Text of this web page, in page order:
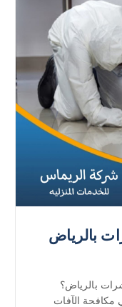
بالرياض
بالرياض؟
الآفات